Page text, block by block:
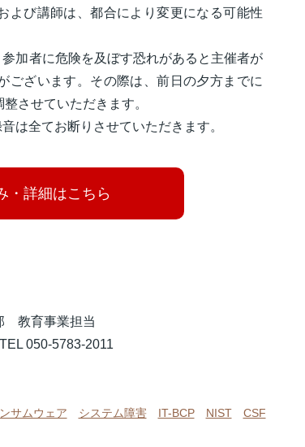
よび講師は、都合により変更になる可能性
加者に危険を及ぼす恐れがあると主催者が
ございます。その際は、前日の夕方までに
させていただきます。
は全てお断りさせていただきます。
・詳細はこちら
教育事業担当
050-5783-2011
サムウェア システム障害 IT-BCP NIST CSF